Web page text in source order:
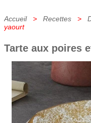
Accueil> Recettes >
yaourt
Tarte aux poires